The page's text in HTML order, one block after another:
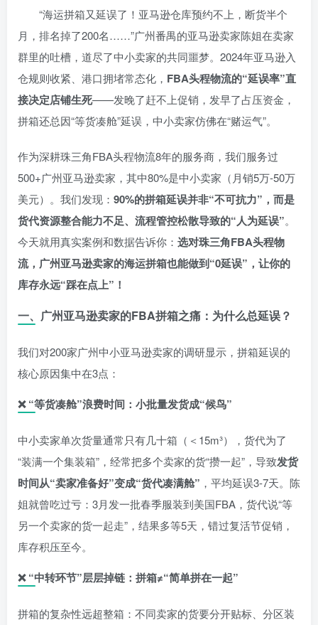
“海运拼箱又延误了！亚马逊仓库预约不上，断货半个
月，排名掉了200名……”广州番禺的亚马逊卖家陈姐在卖家
群里的吐槽，道尽了中小卖家的共同噩梦。2024年亚马逊入
仓规则收紧、港口拥堵常态化， FBA头程物流的“延误率”直
接决定店铺生死——发晚了赶不上促销，发早了占压资金，
拼箱还总因“等货凑舱”延误，中小卖家仿佛在“赌运气”。
作为深耕珠三角FBA头程物流8年的服务商，我们服务过
500+广州亚马逊卖家，其中80%是中小卖家（月销5万-50万
美元）。我们发现： 90%的拼箱延误并非“不可抗力”，而是
货代资源整合能力不足、流程管控松散导致的“人为延误”。
今天就用真实案例和数据告诉你： 选对珠三角FBA头程物
流，广州亚马逊卖家的海运拼箱也能做到“0延误”，让你的
库存永远“踩在点上”！
一、广州亚马逊卖家的FBA拼箱之痛：为什么总延误？
我们对200家广州中小亚马逊卖家的调研显示，拼箱延误的
核心原因集中在3点：
❌“等货凑舱”浪费时间：小批量发货成“候鸟”
中小卖家单次货量通常只有几十箱（＜15m³），货代为了
“装满一个集装箱”，经常把多个卖家的货“攒一起”，导致发货
时间从“卖家准备好”变成“货代凑满舱” ，平均延误3-7天。陈
姐就曾吃过亏：3月发一批春季服装到美国FBA，货代说“等
另一个卖家的货一起走”，结果多等5天，错过复活节促销，
库存积压至今。
❌“中转环节”层层掉链：拼箱≠“简单拼在一起”
拼箱的复杂性远超整箱：不同卖家的货要分开贴标、分区装